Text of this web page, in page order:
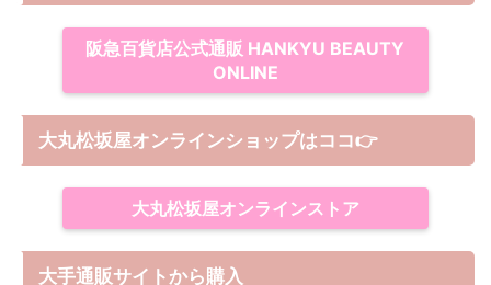
阪急百貨店公式通販 HANKYU BEAUTY
ONLINE
大丸松坂屋オンラインショップはココ👉
大丸松坂屋オンラインストア
大手通販サイトから購入